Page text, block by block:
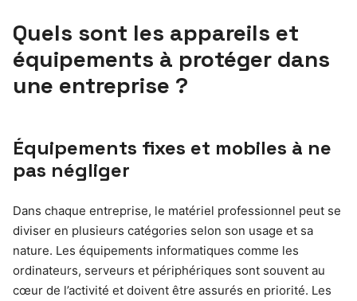
Quels sont les appareils et
équipements à protéger dans
une entreprise ?
Équipements fixes et mobiles à ne
pas négliger
Dans chaque entreprise, le matériel professionnel peut se
diviser en plusieurs catégories selon son usage et sa
nature. Les équipements informatiques comme les
ordinateurs, serveurs et périphériques sont souvent au
cœur de l’activité et doivent être assurés en priorité. Les